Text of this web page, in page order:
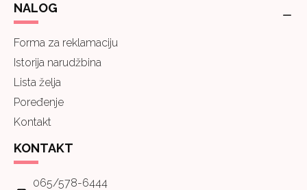
NALOG
Forma za reklamaciju
Istorija narudžbina
Lista želja
Poređenje
Kontakt
KONTAKT
065/578-6444